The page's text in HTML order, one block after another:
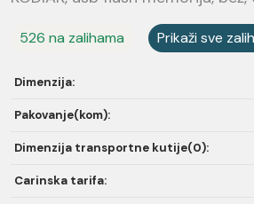
526 na zalihama Prikaži sve
Dimenzija:
Pakovanje(kom):
Dimenzija transportne kutije(0):
Carinska tarifa: